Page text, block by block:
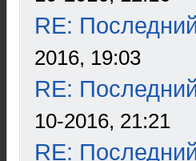
RE:
2016, 19:03
RE:
10-2016, 21:21
RE: